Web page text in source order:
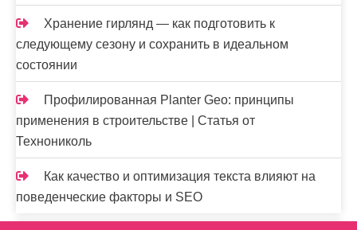
Хранение гирлянд — как подготовить к
следующему сезону и сохранить в идеальном
состоянии
Профилированная Planter Geo: принципы
применения в строительстве | Статья от
Технониколь
Как качество и оптимизация текста влияют на
поведенческие факторы и SEO